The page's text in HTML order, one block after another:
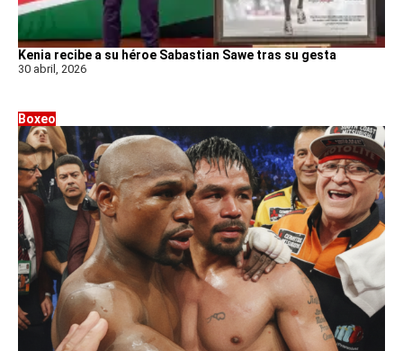
Kenia recibe a su héroe Sabastian Sawe tras su gesta
30 abril, 2026
Boxeo